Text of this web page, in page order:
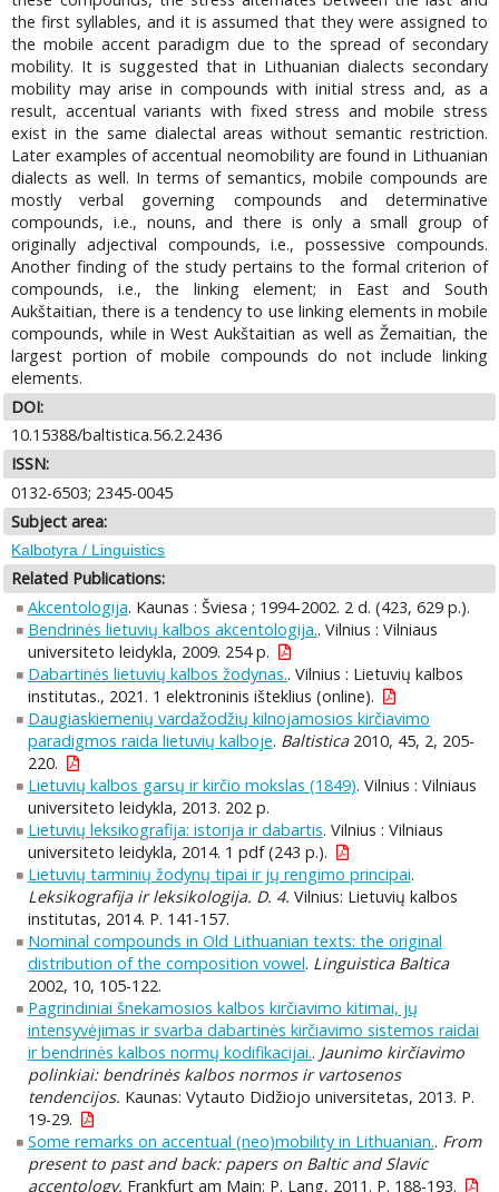
the first syllables, and it is assumed that they were assigned to
the mobile accent paradigm due to the spread of secondary
mobility. It is suggested that in Lithuanian dialects secondary
mobility may arise in compounds with initial stress and, as a
result, accentual variants with fixed stress and mobile stress
exist in the same dialectal areas without semantic restriction.
Later examples of accentual neomobility are found in Lithuanian
dialects as well. In terms of semantics, mobile compounds are
mostly verbal governing compounds and determinative
compounds, i.e., nouns, and there is only a small group of
originally adjectival compounds, i.e., possessive compounds.
Another finding of the study pertains to the formal criterion of
compounds, i.e., the linking element; in East and South
Aukštaitian, there is a tendency to use linking elements in mobile
compounds, while in West Aukštaitian as well as Žemaitian, the
largest portion of mobile compounds do not include linking
elements.
DOI:
10.15388/baltistica.56.2.2436
ISSN:
0132-6503; 2345-0045
Subject area:
Kalbotyra / Linguistics
Related Publications:
Akcentologija. Kaunas : Šviesa ; 1994-2002. 2 d. (423, 629 p.).
Bendrinės lietuvių kalbos akcentologija.. Vilnius : Vilniaus
universiteto leidykla, 2009. 254 p.
Dabartinės lietuvių kalbos žodynas.. Vilnius : Lietuvių kalbos
institutas., 2021. 1 elektroninis išteklius (online).
Daugiaskiemenių vardažodžių kilnojamosios kirčiavimo
paradigmos raida lietuvių kalboje. Baltistica2010, 45, 2, 205-
220.
Lietuvių kalbos garsų ir kirčio mokslas (1849). Vilnius : Vilniaus
universiteto leidykla, 2013. 202 p.
Lietuvių leksikografija: istorija ir dabartis. Vilnius : Vilniaus
universiteto leidykla, 2014. 1 pdf (243 p.).
Lietuvių tarminių žodynų tipai ir jų rengimo principai.
Leksikografija ir leksikologija. D. 4. Vilnius: Lietuvių kalbos
institutas, 2014. P. 141-157.
Nominal compounds in Old Lithuanian texts: the original
distribution of the composition vowel. Linguistica Baltica
2002, 10, 105-122.
Pagrindiniai šnekamosios kalbos kirčiavimo kitimai, jų
intensyvėjimas ir svarba dabartinės kirčiavimo sistemos raidai
ir bendrinės kalbos normų kodifikacijai.. Jaunimo kirčiavimo
polinkiai: bendrinės kalbos normos ir vartosenos
tendencijos. Kaunas: Vytauto Didžiojo universitetas, 2013. P.
19-29.
Some remarks on accentual (neo)mobility in Lithuanian.. From
present to past and back: papers on Baltic and Slavic
accentology. Frankfurt am Main: P. Lang, 2011. P. 188-193.